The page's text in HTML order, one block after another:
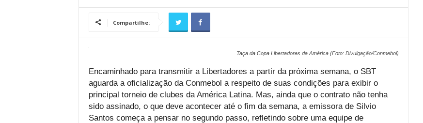
Compartilhe:
Taça da Copa Libertadores da América (Foto: Divulgação/Conmebol)
Encaminhado para transmitir a Libertadores a partir da próxima semana, o SBT
aguarda a oficialização da Conmebol a respeito de suas condições para exibir o
principal torneio de clubes da América Latina. Mas, ainda que o contrato não tenha
sido assinado, o que deve acontecer até o fim da semana, a emissora de Silvio
Santos começa a pensar no segundo passo, refletindo sobre uma equipe de